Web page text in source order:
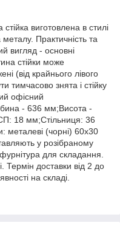
виготовлена в стилі
Практичність та
вигляд - основні
стійки може
(від крайнього лівого
тимчасово знята і стійку
офісний
- 636 мм;Висота -
18 мм;Стільниця: 36
(чорні) 60х30
у розібраному
для складання.
доставки від 2 до
на складі.